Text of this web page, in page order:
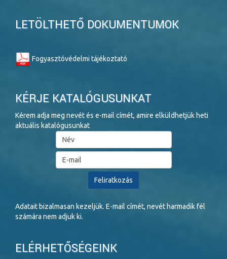
LETÖLTHETŐ DOKUMENTUMOK
Fogyasztóvédelmi tájékoztató
KÉRJE KATALÓGUSUNKAT
Kérem adja meg nevét és e-mail címét, amire elküldhetjük heti
aktuális katalógusunkat
Adatait bizalmasan kezeljük. E-mail címét, nevét harmadik fél
számára nem adjuk ki.
ELÉRHETŐSÉGEINK